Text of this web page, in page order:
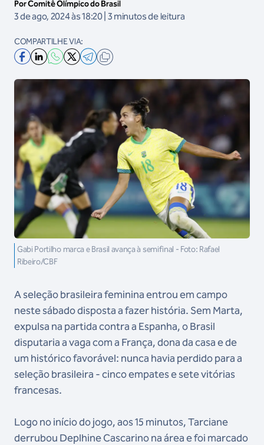
Por Comitê Olímpico do Brasil
3 de ago, 2024 às 18:20 | 3 minutos de leitura
COMPARTILHE VIA:
Gabi Portilho marca e Brasil avança à semifinal - Foto: Rafael
Ribeiro/CBF
A seleção brasileira feminina entrou em campo
neste sábado disposta a fazer história. Sem Marta,
expulsa na partida contra a Espanha, o Brasil
disputaria a vaga com a França, dona da casa e de
um histórico favorável: nunca havia perdido para a
seleção brasileira - cinco empates e sete vitórias
francesas.
Logo no início do jogo, aos 15 minutos, Tarciane
derrubou Deplhine Cascarino na área e foi marcado